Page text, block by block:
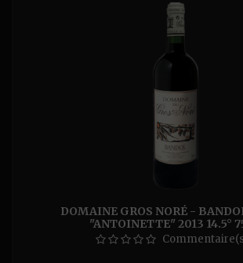
DOMAINE GROS NORÉ -
"ANTOINETTE" 2013 14.5°